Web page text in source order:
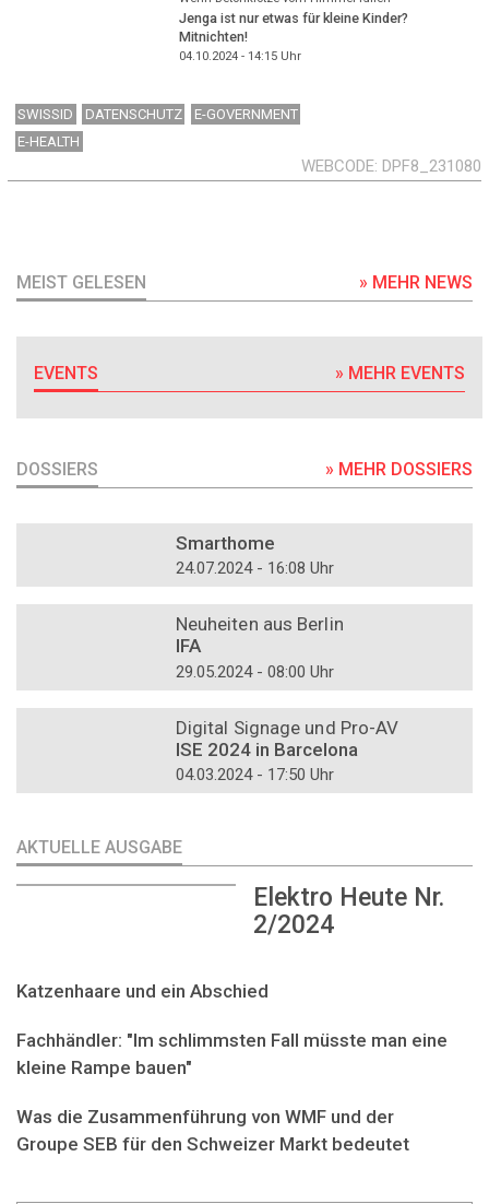
Jenga ist nur etwas für kleine Kinder?
Mitnichten!
04.10.2024 - 14:15Uhr
SWISSID DATENSCHUTZ
E-GOVERNMENT
E-HEALTH
WEBCODE DPF8_231080
MEIST GELESEN » MEHR NEWS
EVENTS » MEHR EVENTS
DOSSIERS » MEHR DOSSIERS
Smarthome
24.07.2024 - 16:08 Uhr
Neuheiten aus Berlin
IFA
29.05.2024 - 08:00 Uhr
Digital Signage und Pro-AV
ISE 2024 in Barcelona
04.03.2024 - 17:50 Uhr
AKTUELLE AUSGABE
Elektro Heute Nr.
2/2024
Katzenhaare und ein Abschied
Fachhändler: "Im schlimmsten Fall müsste man eine
kleine Rampe bauen"
Was die Zusammenführung von WMF und der
Groupe SEB für den Schweizer Markt bedeutet